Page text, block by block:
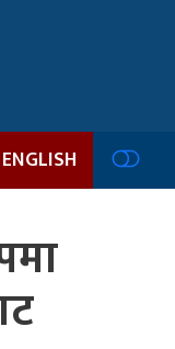
ENGLISH